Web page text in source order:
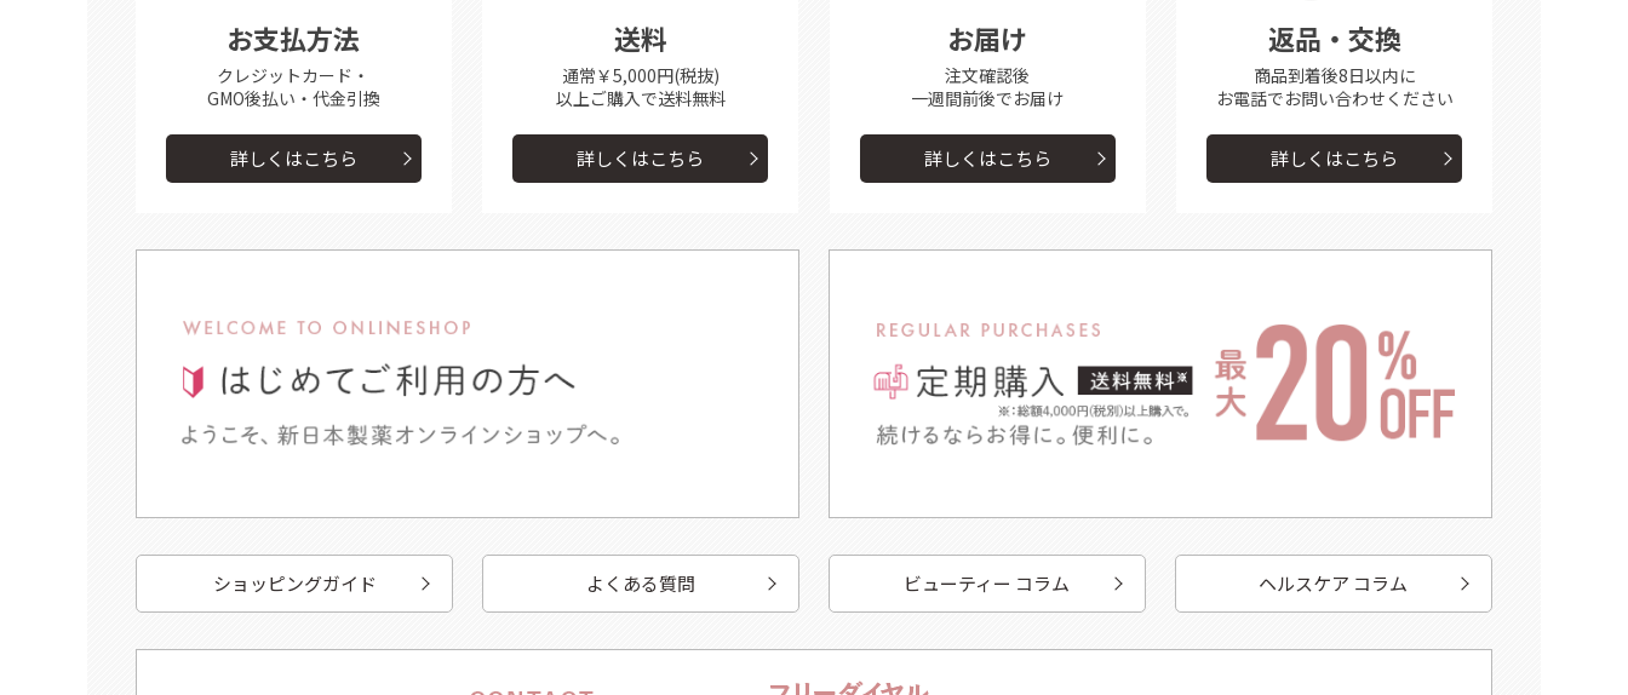
お支払方法
クレジットカード・
GMO後払い・代金引換
詳しくはこちら
送料
通常￥5,000円(税抜)
以上ご購入で送料無料
詳しくはこちら
お届け
注文確認後
一週間前後でお届け
詳しくはこちら
返品・交換
商品到着後8日以内に
お電話でお問い合わせください
詳しくはこちら
ショッピングガイド よくある質問 ビューティー コラム ヘルスケア コラム